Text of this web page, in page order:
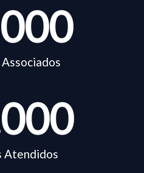
Atendidos